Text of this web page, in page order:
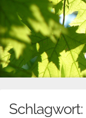
Schlagwort: